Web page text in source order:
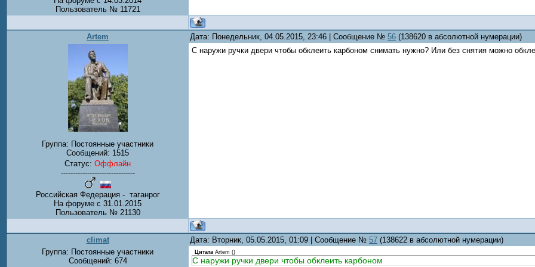
Пользователь № 11721
Artem Дата: Понедельник, 04.05.2015, 23:46 | Сообщение № 56 (138620 в абсолютной нумерации)
Группа: Постоянные участники
Сообщений: 1515
Статус: Оффлайн
-------------------------------
Российская Федерация - таганрог
На форуме с 31.01.2015
Пользователь № 21130
С наружи ручки двери чтобы обклеить карбоном снимать нужно? Или без снятия можно
climat Дата: Вторник, 05.05.2015, 01:09 | Сообщение № 57 (138622 в абсолютной нумерации)
Группа: Постоянные участники
Сообщений: 674
Цитата Artem ()
С наружи ручки двери чтобы обклеить карбоном